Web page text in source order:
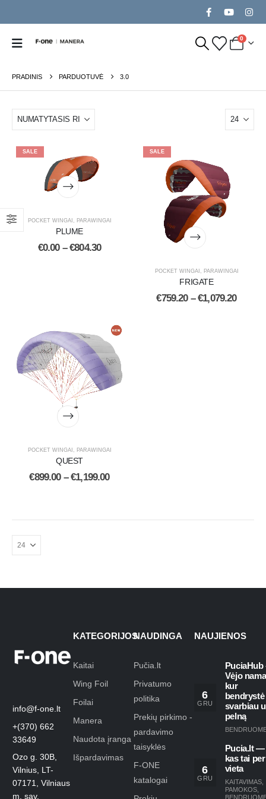
0
PRADINIS PARDUOTUVĖ 3.0
SALE
POCKET WINGAI , PARAWINGAI
PLUME
€0.00 – €804.30
SALE
POCKET WINGAI PARAWINGAI
FRIGATE
€759.20 – €1,079.20
POCKET WINGAI PARAWINGAI
QUEST
€899.00 – €1,199.00
info@f-one.lt
+(370) 662
33649
Ozo g. 30B,
Vilnius, LT-
07171, Vilniaus
m. sav.
KATEGORIJOS
Kaitai
Wing Foil
Foilai
Manera
Naudota įranga
Išpardavimas
NAUDINGA
Pučia.lt
Privatumo
politika
Prekių pirkimo -
pardavimo
taisyklės
F-ONE
katalogai
NAUJIENOS
6
GRU
PuciaHub
Vėjo
kur
bendrystė
svarbiau
pelną
6
GRU
Pucia.lt —
kas tai per
vieta
KAITAVIMAS
PAMOKOS